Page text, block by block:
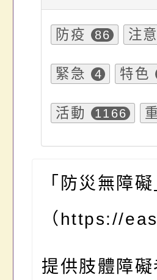
防疫 86 注意
緊急 4 特色
活動 1166
「防災無障
（https://
提供肢體障